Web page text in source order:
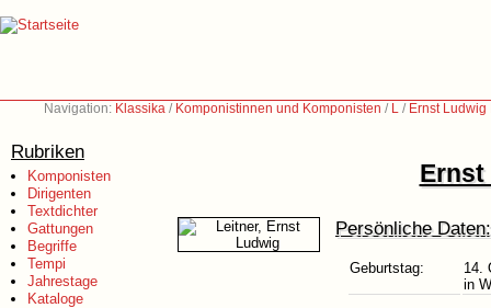
Navigation: Klassika / Komponistinnen und Komponisten / L / Ernst
Rubriken
Komponisten
Dirigenten
Textdichter
Gattungen
Begriffe
Tempi
Jahrestage
Kataloge
Ernst
Persönliche Daten:
Geburtstag:
14.
in